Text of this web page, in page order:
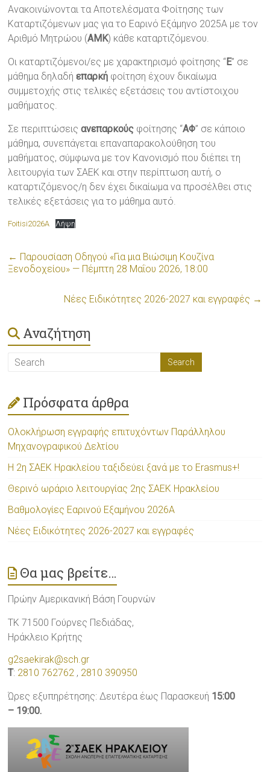
Ανακοινώνονται τα Αποτελέσματα Φοίτησης των
Καταρτιζόμενων μας για το Εαρινό Εξάμηνο 2025Α με τον
Αριθμό Μητρώου (ΑΜΚ) κάθε καταρτιζόμενου.
Οι καταρτιζόμενοι/ες με χαρακτηρισμό φοίτησης “Ε” σε
μάθημα δηλαδήεπαρκή φοίτηση έχουν δικαίωμα
συμμετοχής στις τελικές εξετάσεις του αντίστοιχου
μαθήματος.
Σε περιπτώσειςανεπαρκούς φοίτησης “ΑΦ” σε κάποιο
μάθημα, συνεπάγεται επαναπαρακολούθηση του
μαθήματος, σύμφωνα με τον Κανονισμό που διέπει τη
λειτουργία των ΣΑΕΚ και στην περίπτωση αυτή, ο
καταρτιζόμενος/η δεν έχει δικαίωμα να προσέλθει στις
τελικές εξετάσεις για το μάθημα αυτό.
Foitisi2026A Λήψη
← Παρουσίαση Οδηγού «Για μια Βιώσιμη Κουζίνα
Ξενοδοχείου» — Πέμπτη 28 Μαΐου 2026, 18:00
Νέες Ειδικότητες 2026-2027 και εγγραφές →
Αναζήτηση
Πρόσφατα άρθρα
Ολοκλήρωση εγγραφής επιτυχόντων Παράλληλου
Μηχανογραφικού Δελτίου
Η 2η ΣΑΕΚ Ηρακλείου ταξιδεύει ξανά με το Erasmus+!
Θερινό ωράριο λειτουργίας 2ης ΣΑΕΚ Ηρακλείου
Βαθμολογίες Εαρινού Εξαμήνου 2026Α
Νέες Ειδικότητες 2026-2027 και εγγραφές
Θα μας βρείτε…
Πρώην Αμερικανική Βάση Γουρνών
ΤΚ 71500 Γούρνες Πεδιάδας,
Ηράκλειο Κρήτης
g2saekirak@sch.gr
T: 2810 762762 , 2810 390950
Ώρες εξυπηρέτησης: Δευτέρα έως Παρασκευή 15:00
– 19:00.